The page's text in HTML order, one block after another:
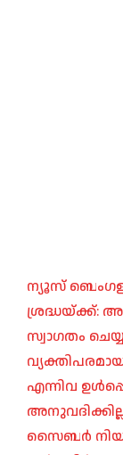
ന്യൂസ്
ശ്രദ്ധയ്ക്ക്:
സ്വാഗതം
എന്നിവ
സൈബർ